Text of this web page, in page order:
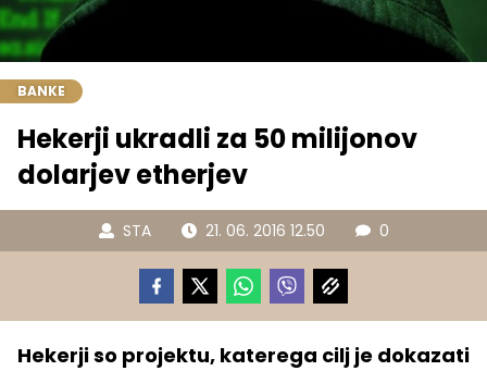
BANKE
Hekerji ukradli za 50 milijonov
dolarjev etherjev
STA 21. 06. 2016 12.50 0
Hekerji so projektu, katerega cilj je dokazati